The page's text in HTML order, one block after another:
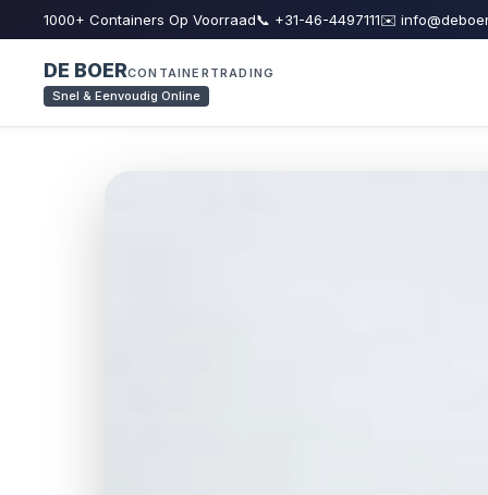
1000+ Containers Op Voorraad📞 +31-46-4497111✉️
DE BOERCONTAINERTRADING
Snel & Eenvoudig Online